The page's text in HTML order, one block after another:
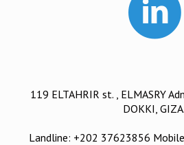
119 ELTAHRIR st. , ELMASRY
DOKKI, GIZA.
Landline: +202 37623856